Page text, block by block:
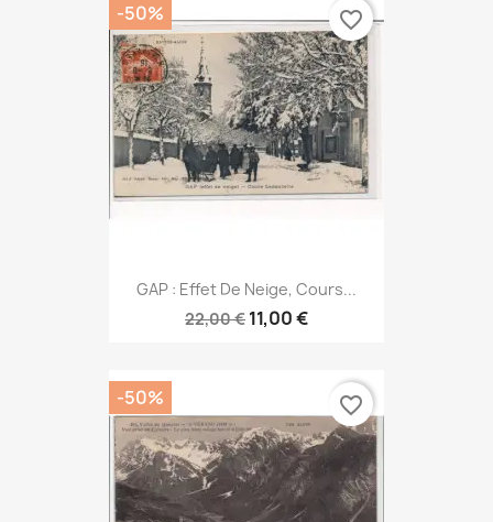
GAP : Effet De Neige, Cours...
22,00 € 11,00 €
-50% favorite_border
-50% favorite_border